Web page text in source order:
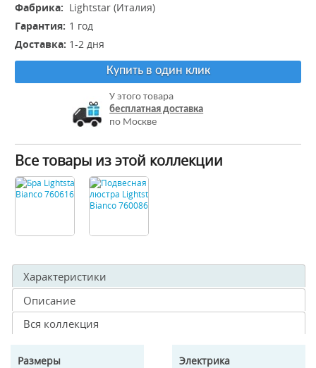
Фабрика: Lightstar (Италия)
Гарантия: 1 год
Доставка: 1-2 дня
Купить в один клик
У этого товара
бесплатная доставка
по Москве
Все товары из этой коллекции
Характеристики
Описание
Вся коллекция
Размеры Электрика